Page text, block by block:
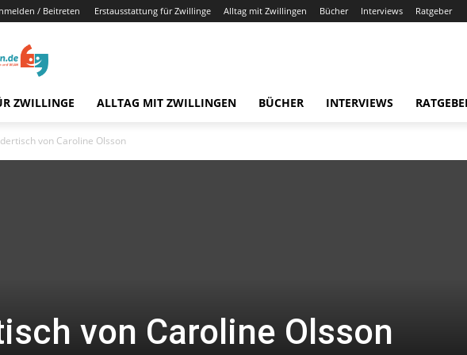
/ Beitreten Erstausstattung für Zwillinge Alltag mit Zwillingen Bücher Interviews Ratgeber
ZWILLINGE ALLTAG MIT ZWILLINGEN BÜCHER INTERVIEWS
von Caroline Olsson
von Caroline Olsson